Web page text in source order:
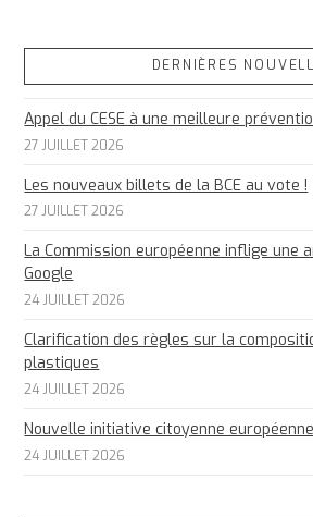
DERNIÈRES
Appel du CESE à une meilleure
27 JUILLET 2026
Les nouveaux billets de la BCE au vote !
27 JUILLET 2026
La Commission européenne inflige une
Google
24 JUILLET 2026
Clarification des règles sur la
plastiques
24 JUILLET 2026
Nouvelle initiative citoyenne
24 JUILLET 2026